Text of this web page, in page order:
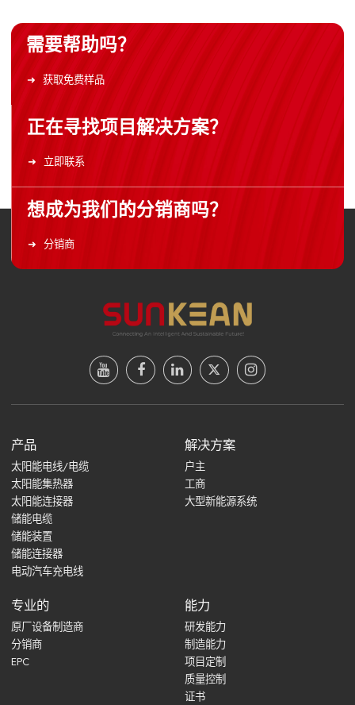
需要帮助吗？
获取免费样品
正在寻找项目解决方案？
立即联系
想成为我们的分销商吗？
分销商
产品
太阳能电线/电缆
太阳能集热器
太阳能连接器
储能电缆
储能装置
储能连接器
电动汽车充电线
解决方案
户主
工商
大型新能源系统
专业的
原厂设备制造商
分销商
EPC
能力
研发能力
制造能力
项目定制
质量控制
证书